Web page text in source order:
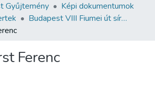
Gyűjtemény
Képi dokumentumok
Budapest VIII Fiumei út sírkert 3. rész
Ferenc